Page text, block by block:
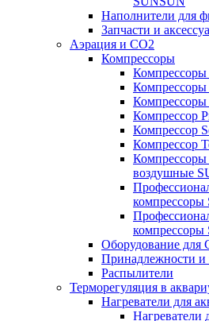
Наполнители для
Запчасти и
Аэрация и CO2
Компрессоры
Компрессоры
Компрессоры
Компрессоры
Компрессор
Компрессор
Компрессор
Компрессоры
воздушные
компрессоры
компрессоры
Оборудование для
Принадлежности и
Распылители
Терморегуляция в
Нагреватели для
Нагреватели